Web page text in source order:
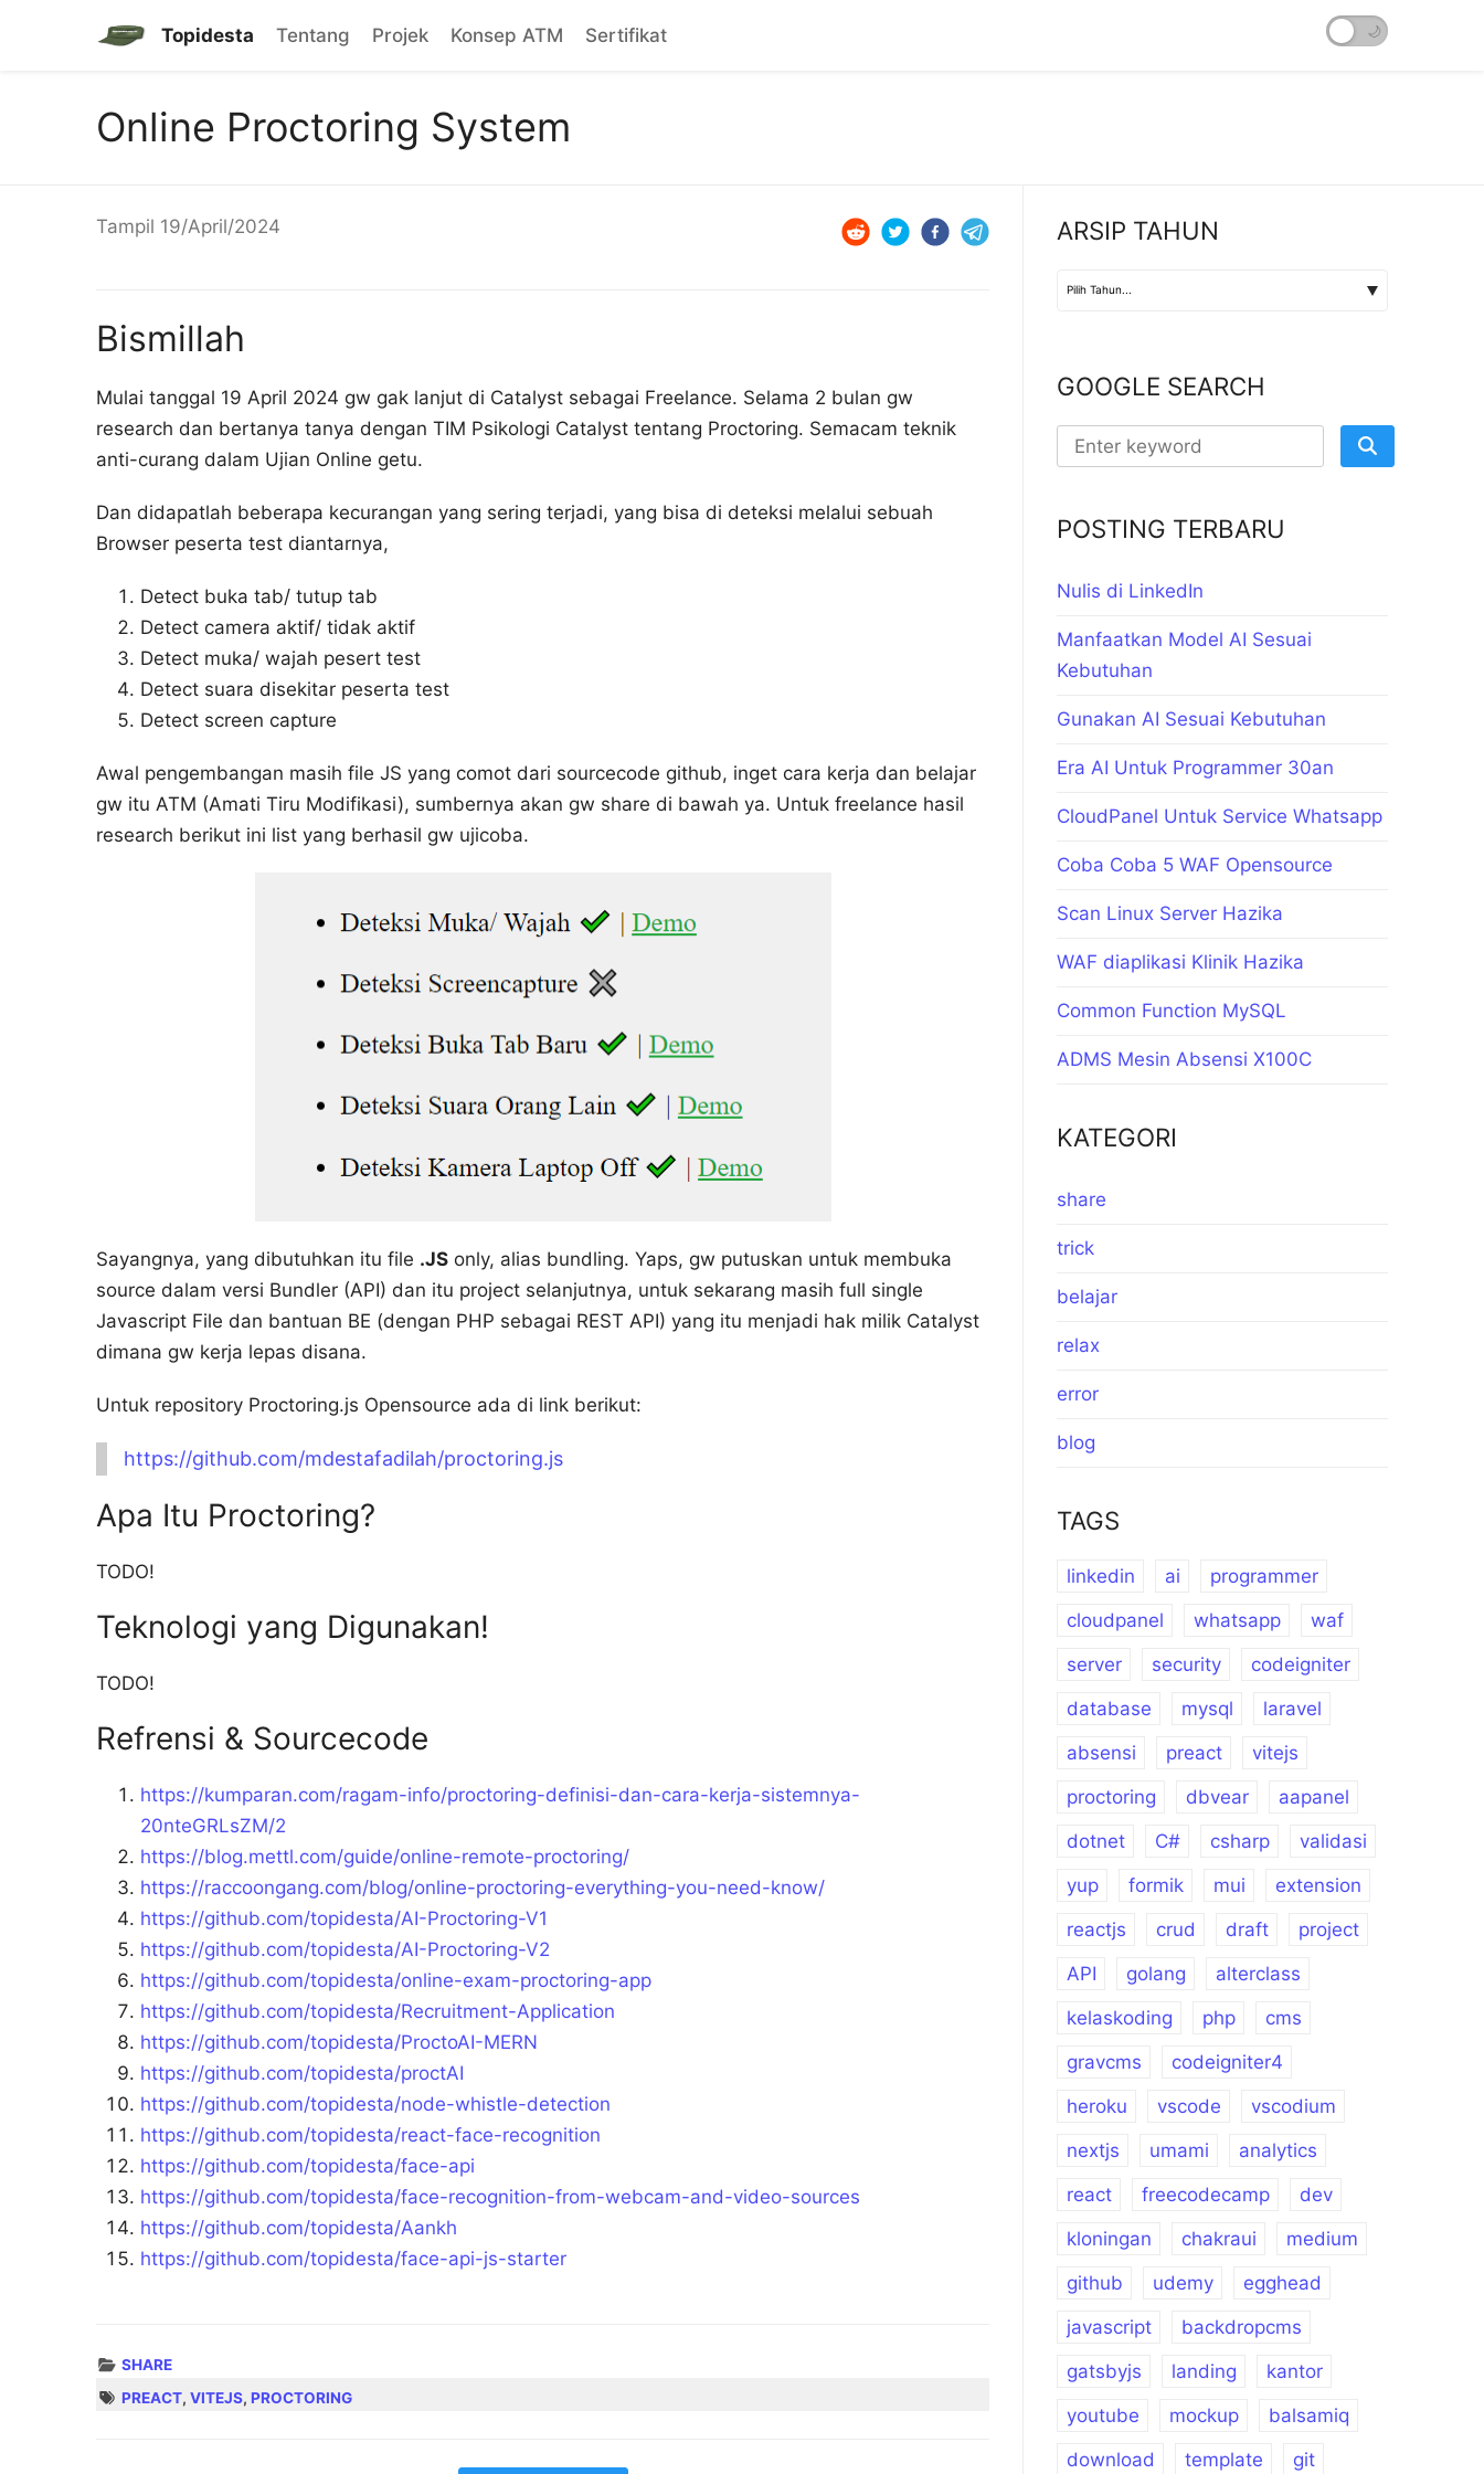
Topidesta Tentang Projek Konsep ATM Sertifikat 🌙
Online Proctoring System
Tampil 19/April/2024
Bismillah
Mulai tanggal 19 April 2024 gw gak lanjut di Catalyst sebagai Freelance. Selama 2 bulan gw
research dan bertanya tanya dengan TIM Psikologi Catalyst tentang Proctoring. Semacam teknik
anti-curang dalam Ujian Online getu.
Dan didapatlah beberapa kecurangan yang sering terjadi, yang bisa di deteksi melalui sebuah
Browser peserta test diantarnya,
Detect buka tab/ tutup tab
Detect camera aktif/ tidak aktif
Detect muka/ wajah pesert test
Detect suara disekitar peserta test
Detect screen capture
Awal pengembangan masih file JS yang comot dari sourcecode github, inget cara kerja dan belajar
gw itu ATM (Amati Tiru Modifikasi), sumbernya akan gw share di bawah ya. Untuk freelance hasil
research berikut ini list yang berhasil gw ujicoba.
Sayangnya, yang dibutuhkan itu file .JS only, alias bundling. Yaps, gw putuskan untuk membuka
source dalam versi Bundler (API) dan itu project selanjutnya, untuk sekarang masih full single
Javascript File dan bantuan BE (dengan PHP sebagai REST API) yang itu menjadi hak milik Catalyst
dimana gw kerja lepas disana.
Untuk repository Proctoring.js Opensource ada di link berikut:
https://github.com/mdestafadilah/proctoring.js
Apa Itu Proctoring?
TODO!
Teknologi yang Digunakan!
TODO!
Refrensi & Sourcecode
https://kumparan.com/ragam-info/proctoring-definisi-dan-cara-kerja-sistemnya-
20nteGRLsZM/2
https://blog.mettl.com/guide/online-remote-proctoring/
https://raccoongang.com/blog/online-proctoring-everything-you-need-know/
https://github.com/topidesta/AI-Proctoring-V1
https://github.com/topidesta/AI-Proctoring-V2
https://github.com/topidesta/online-exam-proctoring-app
https://github.com/topidesta/Recruitment-Application
https://github.com/topidesta/ProctoAI-MERN
https://github.com/topidesta/proctAI
https://github.com/topidesta/node-whistle-detection
https://github.com/topidesta/react-face-recognition
https://github.com/topidesta/face-api
https://github.com/topidesta/face-recognition-from-webcam-and-video-sources
https://github.com/topidesta/Aankh
https://github.com/topidesta/face-api-js-starter
SHARE
PREACT, VITEJS, PROCTORING
ARSIP TAHUN
GOOGLE SEARCH
POSTING TERBARU
Nulis di LinkedIn
Manfaatkan Model AI Sesuai
Kebutuhan
Gunakan AI Sesuai Kebutuhan
Era AI Untuk Programmer 30an
CloudPanel Untuk Service Whatsapp
Coba Coba 5 WAF Opensource
Scan Linux Server Hazika
WAF diaplikasi Klinik Hazika
Common Function MySQL
ADMS Mesin Absensi X100C
KATEGORI
share
trick
belajar
relax
error
blog
TAGS
linkedin ai
programmer
cloudpanel
whatsapp
waf
server
security
codeigniter
database
mysql
laravel
absensi
preact
vitejs
proctoring
dbvear
aapanel
dotnet
C# csharp
validasi
yup
formik mui
extension
reactjs
crud draft
project
API
golang
alterclass
kelaskoding
php
cms
gravcms
codeigniter4
heroku
vscode
vscodium
nextjs
umami
analytics
react
freecodecamp
dev
kloningan
chakraui
medium
github
udemy
egghead
javascript
backdropcms
gatsbyjs
landing
kantor
youtube
mockup
balsamiq
download
template git